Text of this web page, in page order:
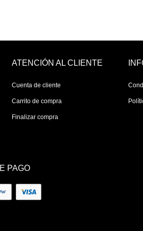
ATENCIÓN AL CLIENTE
Cuenta de cliente
Carrito de compra
Finalizar compra
PAGO